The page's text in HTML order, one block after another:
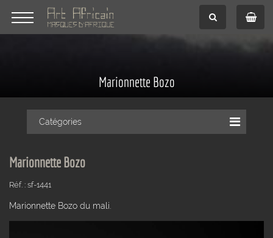
Marionnette Bozo
Catégories
Marionnette Bozo
Réf. : sf-1441
Marionnette Bozo du mali.